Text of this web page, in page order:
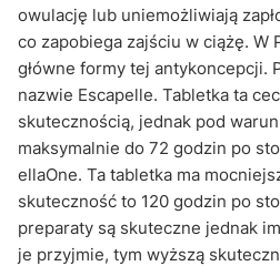
owulację lub uniemożliwiają
co zapobiega zajściu w ciążę. W
główne formy tej antykoncepcji.
nazwie Escapelle. Tabletka ta
skutecznością, jednak pod
maksymalnie do 72 godzin po
ellaOne. Ta tabletka ma
skuteczność to 120 godzin po
preparaty są skuteczne jednak
je przyjmie, tym wyższą